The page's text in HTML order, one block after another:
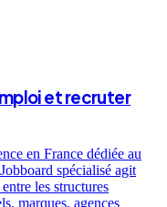
et recruter
en France dédiée au
spécialisé agit
les structures
marques, agences